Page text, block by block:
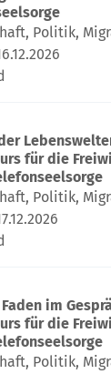
Politik,
für die
Politik,
im
für die
Politik,